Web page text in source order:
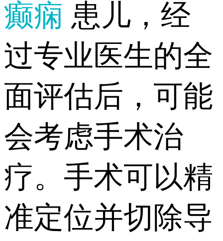
癫痫 患儿，经
过专业医生的全
面评估后，可能
会考虑手术治
疗。手术可以精
准定位并切除导